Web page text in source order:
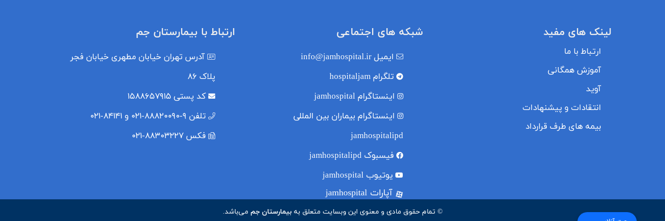
لینک های مفید
ارتباط با ما
آموزش همگانی
آوید
انتقادات و پیشنهادات
بیمه های طرف قرارداد
شبکه های اجتماعی
ایمیل info@jamhospital.ir
تلگرام hospitaljam
اینستاگرام jamhospital
اینستاگرام بیماران بین المللی
jamhospitalipd
فیسبوک jamhospitalipd
یوتیوب jamhospital
آپارات jamhospital
ارتباط با بیمارستان جم
آدرس تهران خیابان مطهری خیابان فجر
پلاک ۸۶
کد پستی
تلفن
فکس ۸۸۳۰۳۲۲۷-۰۲۱
© تمام حقوق مادی و معنوی این وبسایت متعلق به بیمارستان جم می‌باشد.